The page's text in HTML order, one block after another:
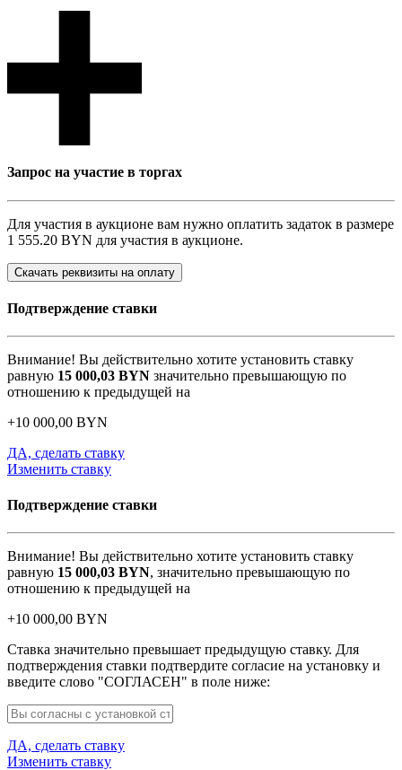
Запрос на участие в торгах
Для участия в аукционе вам нужно оплатить задаток в размере
1 555.20 BYN для участия в аукционе.
Скачать реквизиты на оплату
Подтверждение ставки
Внимание! Вы действительно хотите установить ставку
равную 15 000,03 BYN значительно превышающую по
отношению к предыдущей на
+10 000,00 BYN
ДА, сделать ставку
Изменить ставку
Подтверждение ставки
Внимание! Вы действительно хотите установить ставку
равную 15 000,03 BYN, значительно превышающую по
отношению к предыдущей на
+10 000,00 BYN
Ставка значительно превышает предыдущую ставку. Для
подтверждения ставки подтвердите согласие на установку и
введите слово "СОГЛАСЕН" в поле ниже:
ДА, сделать ставку
Изменить ставку